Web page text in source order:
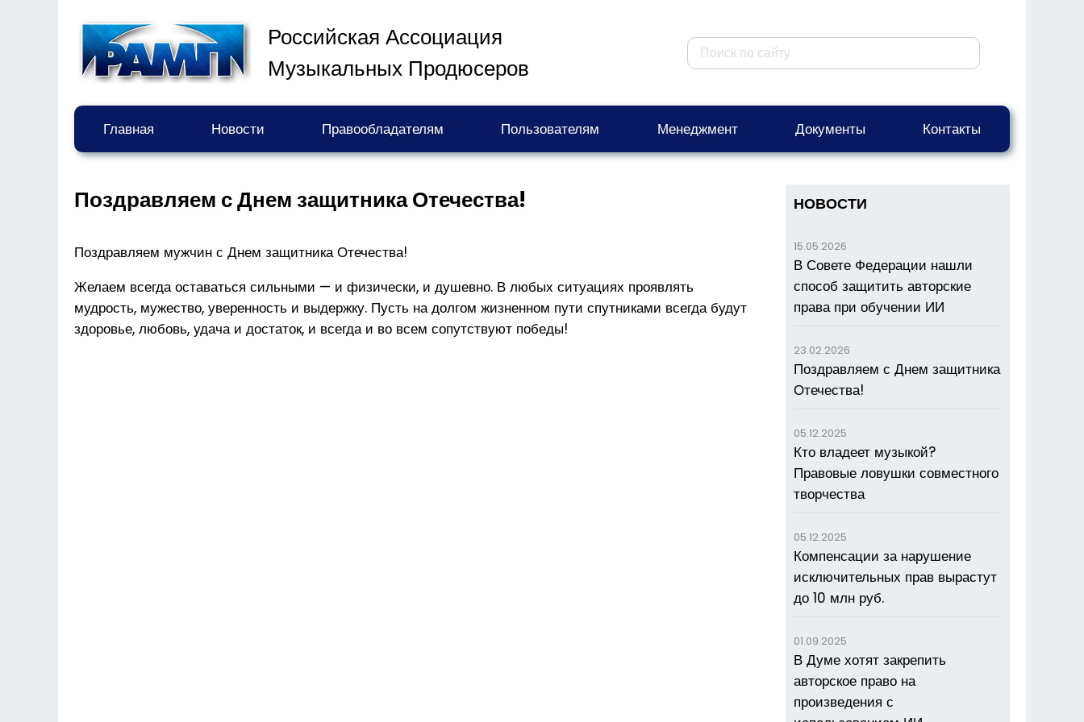
Российская Ассоциация
Музыкальных Продюсеров
Главная Новости Правообладателям Пользователям Менеджмент Документы Контакты
Поздравляем с Днем защитника Отечества!
Поздравляем мужчин с Днем защитника Отечества!
Желаем всегда оставаться сильными — и физически, и душевно. В любых ситуациях проявлять
мудрость, мужество, уверенность и выдержку. Пусть на долгом жизненном пути спутниками всегда будут
здоровье, любовь, удача и достаток, и всегда и во всем сопутствуют победы!
НОВОСТИ
15.05.2026
В Совете Федерации нашли
способ защитить авторские
права при обучении ИИ
23.02.2026
Поздравляем с Днем защитника
Отечества!
05.12.2025
Кто владеет музыкой?
Правовые ловушки совместного
творчества
05.12.2025
Компенсации за нарушение
исключительных прав вырастут
до 10 млн руб.
01.09.2025
В Думе хотят закрепить
авторское право на
произведения с